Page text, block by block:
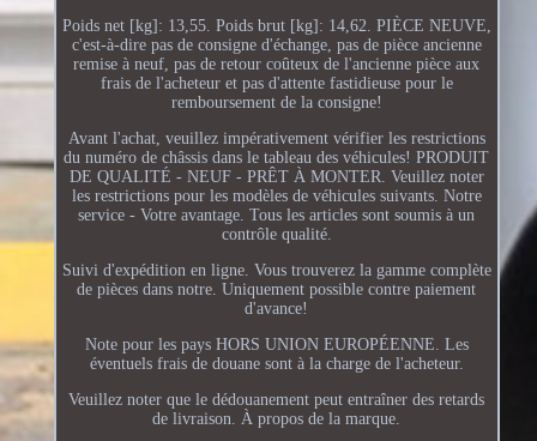
Poids net [kg]: 13,55. Poids brut [kg]: 14,62. PIÈCE NEUVE,
c'est-à-dire pas de consigne d'échange, pas de pièce ancienne
remise à neuf, pas de retour coûteux de l'ancienne pièce aux
frais de l'acheteur et pas d'attente fastidieuse pour le
remboursement de la consigne!
Avant l'achat, veuillez impérativement vérifier les restrictions
du numéro de châssis dans le tableau des véhicules! PRODUIT
DE QUALITÉ - NEUF - PRÊT À MONTER. Veuillez noter
les restrictions pour les modèles de véhicules suivants. Notre
service - Votre avantage. Tous les articles sont soumis à un
contrôle qualité.
Suivi d'expédition en ligne. Vous trouverez la gamme complète
de pièces dans notre. Uniquement possible contre paiement
d'avance!
Note pour les pays HORS UNION EUROPÉENNE. Les
éventuels frais de douane sont à la charge de l'acheteur.
Veuillez noter que le dédouanement peut entraîner des retards
de livraison. À propos de la marque.